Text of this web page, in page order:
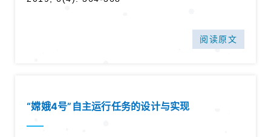
阅读原文
“嫦娥4号”自主运行任务的设计与实现